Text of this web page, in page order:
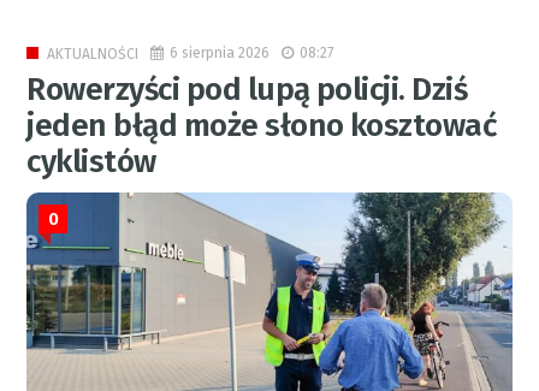
AKTUALNOŚCI 6 sierpnia 2026 08:27
Rowerzyści pod lupą policji. Dziś
jeden błąd może słono kosztować
cyklistów
0